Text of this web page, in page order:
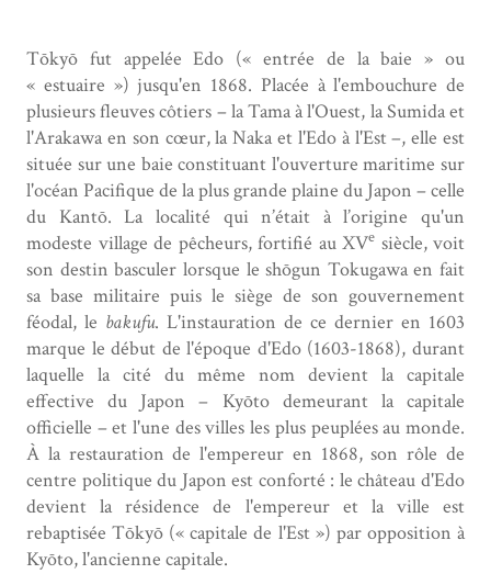
Tōkyō fut appelée Edo (« entrée de la baie » ou
« estuaire ») jusqu'en 1868. Placée à l'embouchure de
plusieurs fleuves côtiers – la Tama à l'Ouest, la Sumida et
l'Arakawa en son cœur, la Naka et l'Edo à l'Est –, elle est
située sur une baie constituant l'ouverture maritime sur
l'océan Pacifique de la plus grande plaine du Japon – celle
du Kantō. La localité qui n’était à l’origine qu'un
modeste village de pêcheurs, fortifié au XVe siècle, voit
son destin basculer lorsque le shōgun Tokugawa en fait
sa base militaire puis le siège de son gouvernement
féodal, le bakufu. L'instauration de ce dernier en 1603
marque le début de l'époque d'Edo (1603-1868), durant
laquelle la cité du même nom devient la capitale
effective du Japon – Kyōto demeurant la capitale
officielle – et l'une des villes les plus peuplées au monde.
À la restauration de l'empereur en 1868, son rôle de
centre politique du Japon est conforté : le château d'Edo
devient la résidence de l'empereur et la ville est
rebaptisée Tōkyō (« capitale de l'Est ») par opposition à
Kyōto, l'ancienne capitale.